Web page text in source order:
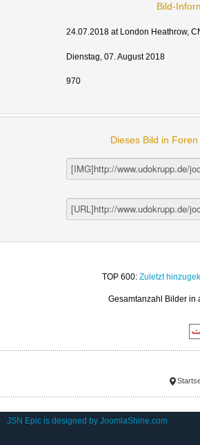
Bild-
24.07.2018 at London Heathrow,
Dienstag, 07. August 2018
970
Dieses Bild in
TOP 600:Zuletzt
Gesamtanzahl Bilder in
JSN Epic is designed byJoomlaShine.com